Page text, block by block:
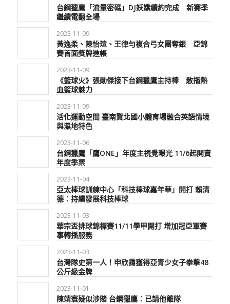
台鋼獵鷹「流量密碼」DJ妖嬌續約完成 新賽季
繼續電翻全場
2023-11-09
黃逸柔、陳怡瑄、王律勻複合弓女團奪銀 亞錦
賽首面獎牌進帳
2023-11-09
《籃球火》張勛傑接下台鋼獵鷹主持棒 散播熱
血籃球魅力
2023-11-09
活化運動空間 臺南賢北國小體育場融合英語情境
與濕地特色
2023-11-06
台鋼獵鷹「鷹ONE」年度主視覺曝光 11/6起開賣
年度季票
2023-11-04
亞太棒球訓練中心「科技棒球嘉年華」開打 賴清
德：持續發展科技棒球
2023-11-03
華宗盃排球錦標賽11/11學甲開打 增加冠亞軍賽
事轉播服務
2023-11-03
台灣隊史第一人！申欣靄獲得亞青少女子拳擊48
公斤級金牌
2023-11-01
陳靖寰疑似涉賭 台鋼獵鷹：已請他離隊